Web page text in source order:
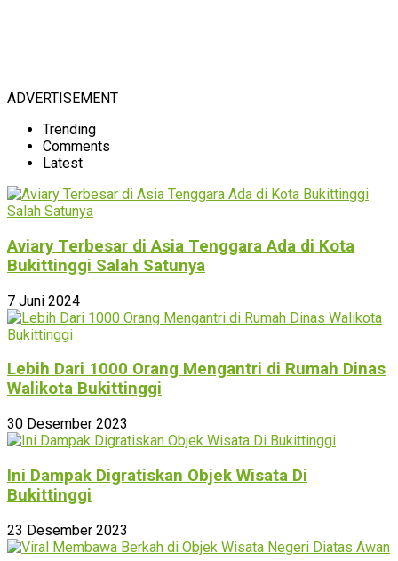
ADVERTISEMENT
Trending
Comments
Latest
Aviary Terbesar di Asia Tenggara Ada di Kota
Bukittinggi Salah Satunya
7 Juni 2024
Lebih Dari 1000 Orang Mengantri di Rumah Dinas
Walikota Bukittinggi
30 Desember 2023
Ini Dampak Digratiskan Objek Wisata Di
Bukittinggi
23 Desember 2023